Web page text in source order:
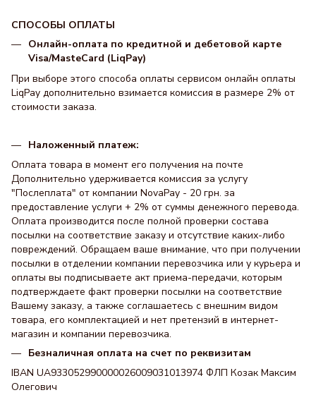
СПОСОБЫ ОПЛАТЫ
Онлайн-оплата по кредитной и дебетовой карте
Visa/MasteCard (LiqPay)
При выборе этого способа оплаты сервисом онлайн оплаты
LiqPay дополнительно взимается комиссия в размере 2% от
стоимости заказа.
Наложенный платеж:
Оплата товара в момент его получения на почте
Дополнительно удерживается комиссия за услугу
"Послеплата" от компании NovaPay - 20 грн. за
предоставление услуги + 2% от суммы денежного перевода.
Оплата производится после полной проверки состава
посылки на соответствие заказу и отсутствие каких-либо
повреждений. Обращаем ваше внимание, что при получении
посылки в отделении компании перевозчика или у курьера и
оплаты вы подписываете акт приема-передачи, которым
подтверждаете факт проверки посылки на соответствие
Вашему заказу, а также соглашаетесь с внешним видом
товара, его комплектацией и нет претензий в интернет-
магазин и компании перевозчика.
Безналичная оплата на счет по реквизитам
IBAN UA933052990000026009031013974 ФЛП Козак Максим
Олегович